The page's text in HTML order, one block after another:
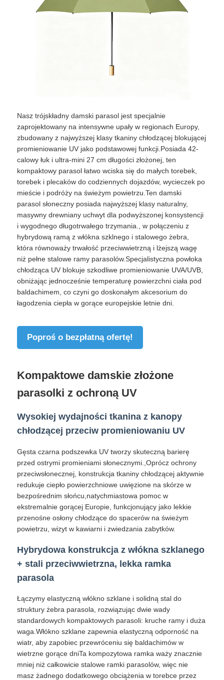
Dom
Produkty
O nas
Wycieczka po fabryce
Kontrola jakości
Skontaktuj się z nami
Wszystkie przypadki
Poprosić o wycenę
parasole golfowe
Pieszące parasolki
Kompaktowe parasole
parasole reklamowe
Dźwigniające parasolki
Automatycznie otwarte parasolki
Parasole zwrotne
Drzewne parasolki z uchwytami
Nasz trójskładny damski parasol jest specjalnie
zaprojektowany na intensywne upały w regionach Europy,
zbudowany z najwyższej klasy tkaniny chłodzącej blokującej
promieniowanie UV jako podstawowej funkcji.Posiada 42-
calowy łuk i ultra-mini 27 cm długości złożonej, ten
kompaktowy parasol łatwo wciska się do małych torebek,
torebek i plecaków do codziennych dojazdów, wycieczek po
mieście i podróży na świeżym powietrzu.Ten damski
parasol słoneczny posiada najwyższej klasy naturalny,
masywny drewniany uchwyt dla podwyższonej konsystencji
i wygodnego długotrwałego trzymania., w połączeniu z
hybrydową ramą z włókna szklnego i stalowego żebra,
która równoważy trwałość przeciwwietrzną i lżejszą wagę
niż pełne stalowe ramy parasolów.Specjalistyczna powłoka
chłodząca UV blokuje szkodliwe promieniowanie UVA/UVB,
obniżając jednocześnie temperaturę powierzchni ciała pod
baldachimem, co czyni go doskonałym akcesorium do
łagodzenia ciepła w gorące europejskie letnie dni.
Poproś o bezpłatną ofertę!
Kompaktowe damskie złożone
parasolki z ochroną UV
Wysokiej wydajności tkanina z kanopy
chłodzącej przeciw promieniowaniu UV
Gęsta czarna podszewka UV tworzy skuteczną barierę
przed ostrymi promieniami słonecznymi.,Oprócz ochrony
przeciwsłonecznej, konstrukcja tkaniny chłodzącej aktywnie
redukuje ciepło powierzchniowe uwięzione na skórze w
bezpośrednim słońcu,natychmiastowa pomoc w
ekstremalnie gorącej Europie, funkcjonujący jako lekkie
przenośne osłony chłodzące do spacerów na świeżym
powietrzu, wizyt w kawiarni i zwiedzania zabytków.
Hybrydowa konstrukcja z włókna szklanego
+ stali przeciwwietrzna, lekka ramka
parasola
Łączymy elastyczną włókno szklane i solidną stal do
struktury żebra parasola, rozwiązując dwie wady
standardowych kompaktowych parasoli: kruche ramy i duża
waga.Włókno szklane zapewnia elastyczną odporność na
wiatr, aby zapobiec przewróceniu się baldachimów w
wietrzne gorące dniTa kompozytowa ramka waży znacznie
mniej niż całkowicie stalowe ramki parasolów, więc nie
masz żadnego dodatkowego obciążenia w torebce przez